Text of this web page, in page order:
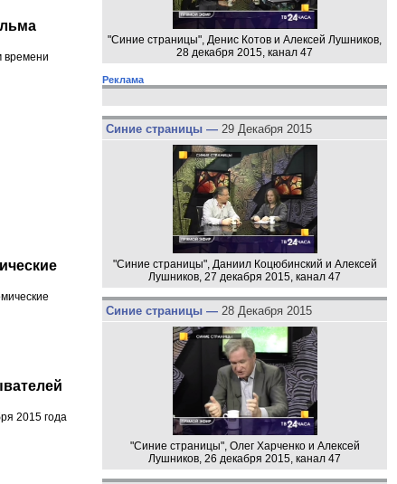
времени
2015 года
"Синие страницы", Денис Котов и Алексей Лушников,
28 декабря 2015, канал 47
Реклама
Синие страницы — 29 Декабря 2015
"Синие страницы", Даниил Коцюбинский и Алексей
Лушников, 27 декабря 2015, канал 47
Синие страницы — 28 Декабря 2015
"Синие страницы", Олег Харченко и Алексей
Лушников, 26 декабря 2015, канал 47